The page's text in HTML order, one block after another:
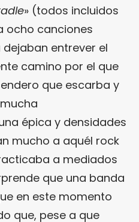
» (todos incluidos
ocho canciones
entrever el
camino por el que
que escarba y
épica y densidades
mucho a aquél rock
a mediados
que una banda
en este momento
que, pese a que